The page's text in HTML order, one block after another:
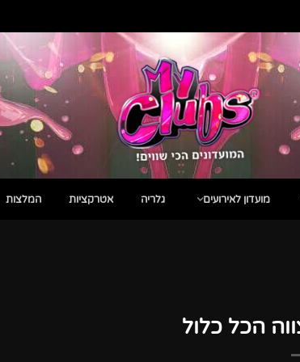
מועדון לאירועים גלריה אטרקציות המלצות
הכל כלול